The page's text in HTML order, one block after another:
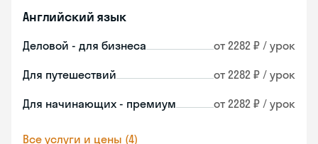
Английский язык
Деловой - для бизнеса от 2282 ₽ / урок
Для путешествий от 2282 ₽ / урок
Для начинающих - премиум от 2282 ₽ / урок
Все услуги и цены (4)